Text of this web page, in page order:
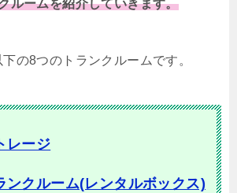
ルームを紹介していきます。
の8つのトランクルームです。
レージ
ンクルーム(レンタルボックス)